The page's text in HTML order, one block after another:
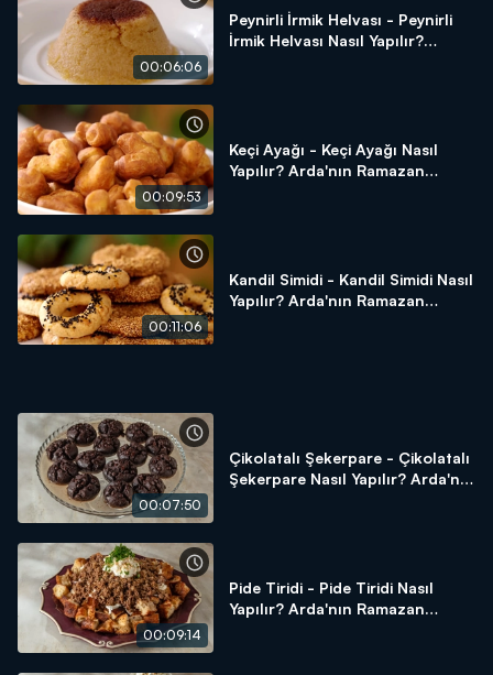
00:06:06
Peynirli İrmik Helvası - Peynirli
İrmik Helvası Nasıl Yapılır?
00:09:53
Keçi Ayağı - Keçi Ayağı Nasıl
Yapılır? Arda'nın Ramazan
00:11:06
Kandil Simidi - Kandil Simidi Nasıl
Yapılır? Arda'nın Ramazan
00:07:50
Çikolatalı Şekerpare - Çikolatalı
Şekerpare Nasıl Yapılır? Arda'nın
00:09:14
Pide Tiridi - Pide Tiridi Nasıl
Yapılır? Arda'nın Ramazan